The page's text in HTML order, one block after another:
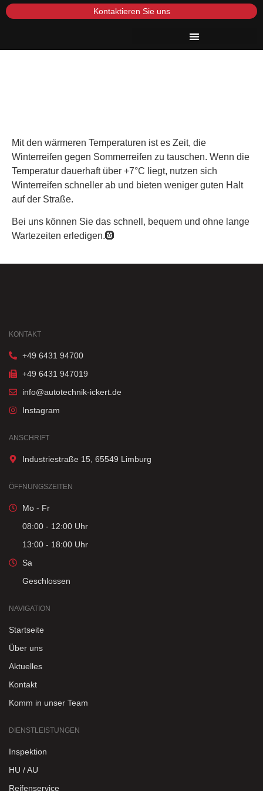
Kontaktieren Sie uns
Mit den wärmeren Temperaturen ist es Zeit, die
Winterreifen gegen Sommerreifen zu tauschen. Wenn die
Temperatur dauerhaft über +7°C liegt, nutzen sich
Winterreifen schneller ab und bieten weniger guten Halt
auf der Straße.
Bei uns können Sie das schnell, bequem und ohne lange
Wartezeiten erledigen.🛞
KONTAKT
+49 6431 94700
+49 6431 947019
info@autotechnik-ickert.de
Instagram
ANSCHRIFT
Industriestraße 15, 65549 Limburg
ÖFFNUNGSZEITEN
Mo - Fr
08:00 - 12:00 Uhr
13:00 - 18:00 Uhr
Sa
Geschlossen
NAVIGATION
Startseite
Über uns
Aktuelles
Kontakt
Komm in unser Team
DIENSTLEISTUNGEN
Inspektion
HU / AU
Reifenservice